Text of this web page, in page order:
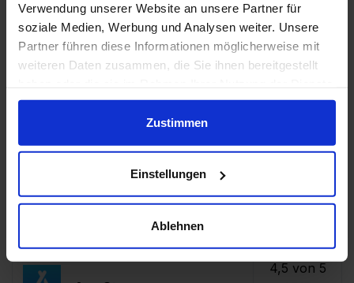
Verwendung unserer Website an unsere Partner für
soziale Medien, Werbung und Analysen weiter. Unsere
Partner führen diese Informationen möglicherweise mit
weiteren Daten zusammen, die Sie ihnen bereitgestellt
gesammelt haben.
Zustimmen
Einstellungen
Ablehnen
Anbieter Bewertung
Trustpilot
1,4 von 5
625 Stimmen
Play Store
3,8 von 5
4,5 von 5